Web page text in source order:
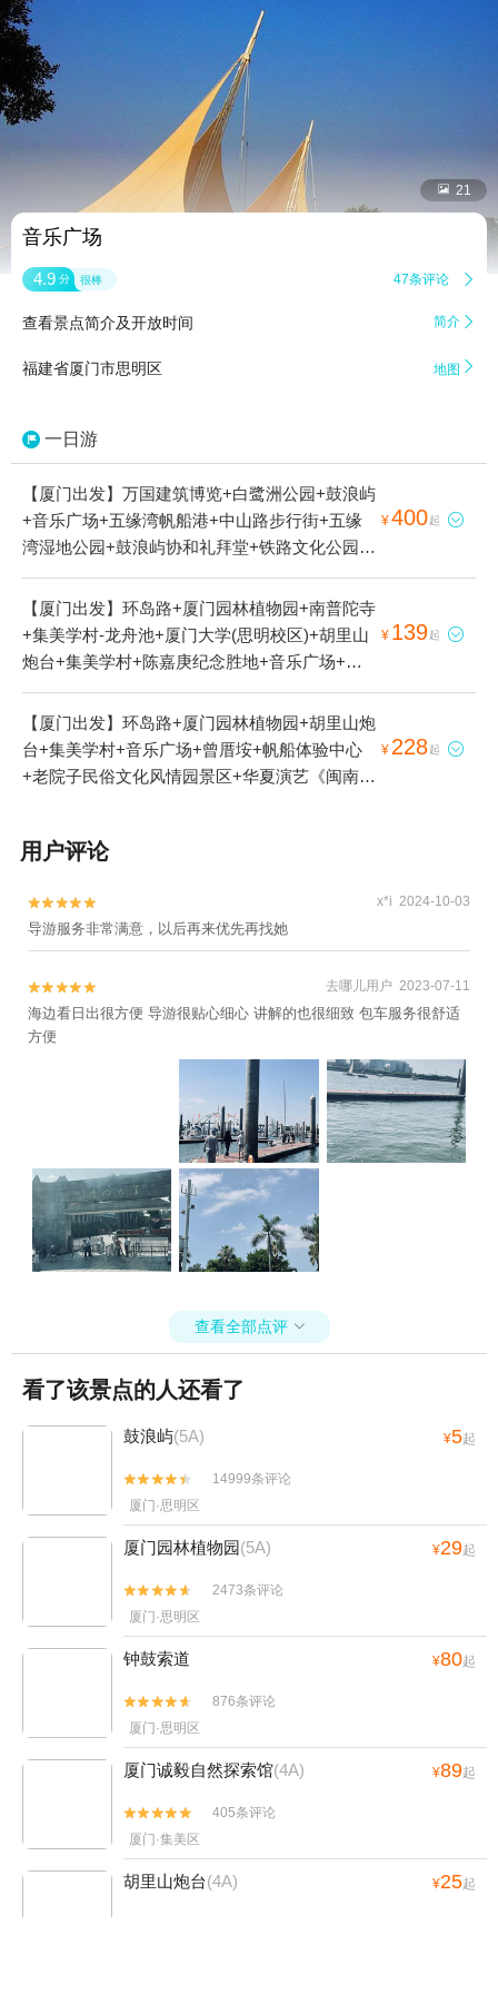
 21
音乐广场
4.9 分 很棒 47条评论 
查看景点简介及开放时间 简介 
福建省厦门市思明区 地图 
一日游
【厦门出发】万国建筑博览+白鹭洲公园+鼓浪屿
+音乐广场+五缘湾帆船港+中山路步行街+五缘
湾湿地公园+鼓浪屿协和礼拜堂+铁路文化公园
+黄金海岸环岛路+沙坡尾+港仔后沙滩+最美转
角+演武大桥观景平台+厦金湾赶海场+厦门山海
健康步道4日游
¥400起 
【厦门出发】环岛路+厦门园林植物园+南普陀寺
+集美学村-龙舟池+厦门大学(思明校区)+胡里山
炮台+集美学村+陈嘉庚纪念胜地+音乐广场+曾
厝垵+五缘湾帆船港+厦门老院子景区+黄金海岸
环岛路+厦门大学-芙蓉湖+一国两制沙滩+沙坡尾
避风坞+演武大桥观景平台+芙蓉隧道+白瓷观止
美术馆+陈嘉庚先生故居1日游
¥ 139起 
【厦门出发】环岛路+厦门园林植物园+胡里山炮
台+集美学村+音乐广场+曾厝垵+帆船体验中心
+老院子民俗文化风情园景区+华夏演艺《闽南传
¥ 228起 
用户评论

 x*i 2024-10-03
导游服务非常满意，以后再来优先再找她

 去哪儿用户 2023-07-11
海边看日出很方便 导游很贴心细心 讲解的也很细致 包车服务很舒适
方便
查看全部点评 
看了该景点的人还看了
鼓浪屿(5A) ¥5起


14999条评论
厦门·思明区
厦门园林植物园(5A) ¥29起


2473条评论
厦门·思明区
钟鼓索道 ¥80起


876条评论
厦门·思明区
厦门诚毅自然探索馆(4A) ¥89起


405条评论
厦门·集美区
胡里山炮台(4A) ¥25起
